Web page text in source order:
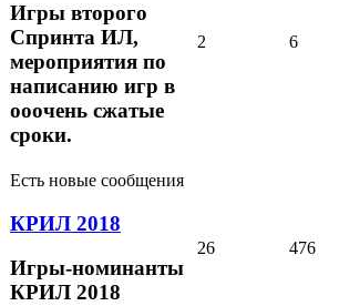
Игры второго
Спринта ИЛ,
мероприятия по
написанию игр в
ооочень сжатые
сроки.
2 6
Есть новые сообщения
КРИЛ 2018
Игры-номинанты
КРИЛ 2018
26 476